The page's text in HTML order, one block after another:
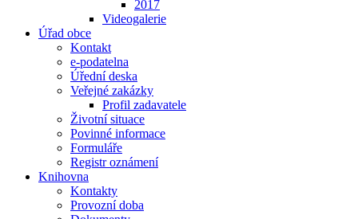
2017
Videogalerie
Úřad obce
Kontakt
e-podatelna
Úřední deska
Veřejné zakázky
Profil zadavatele
Životní situace
Povinné informace
Formuláře
Registr oznámení
Knihovna
Kontakty
Provozní doba